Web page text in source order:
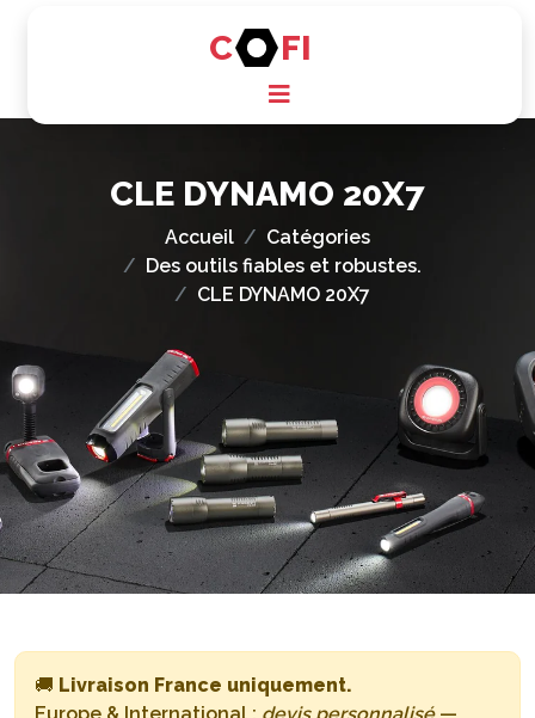
C FI
CLE DYNAMO 20X7
Accueil
Catégories
Des outils fiables et robustes.
CLE DYNAMO 20X7
🚚 Livraison France uniquement.